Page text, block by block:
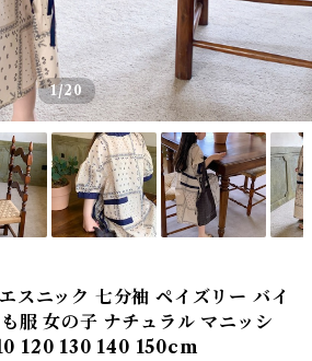
1/20
スニック 七分袖 ペイズリー バイ
服 女の子 ナチュラル マニッシ
120 130 140 150cm